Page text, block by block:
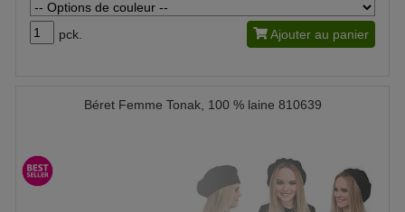
pck. Ajouter au panier
Béret Femme Tonak, 100 % laine 810639